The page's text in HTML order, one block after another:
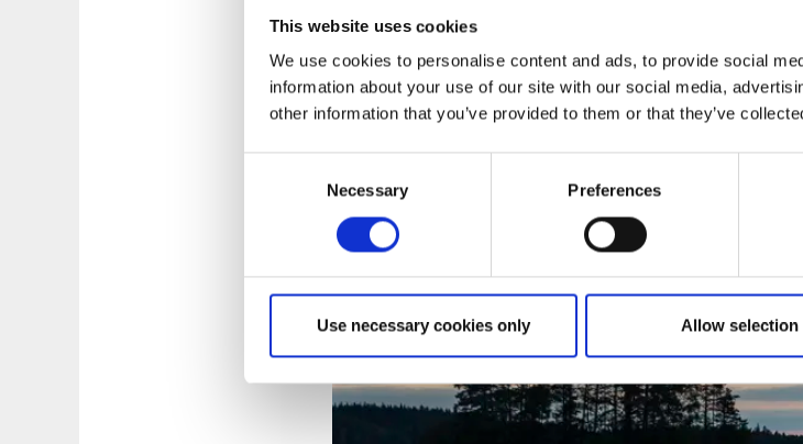
This website uses cookies
We use cookies to personalise content and ads, to provide social
information about your use of our site with our social media,
other information that you’ve provided to them or that they’ve
Necessary Preferences
Use necessary cookies only Allow selection
Havet er også en mulighed for at finde udfordringer og
opleve den mere ”rå og robuste” form for kajak på en
den svenske skærgård og det maritime miljø fra havet
dage.
bjergtagende natur bliver komplet. Du kan også få
alle kan være med og få noget ud af det. Find mere info